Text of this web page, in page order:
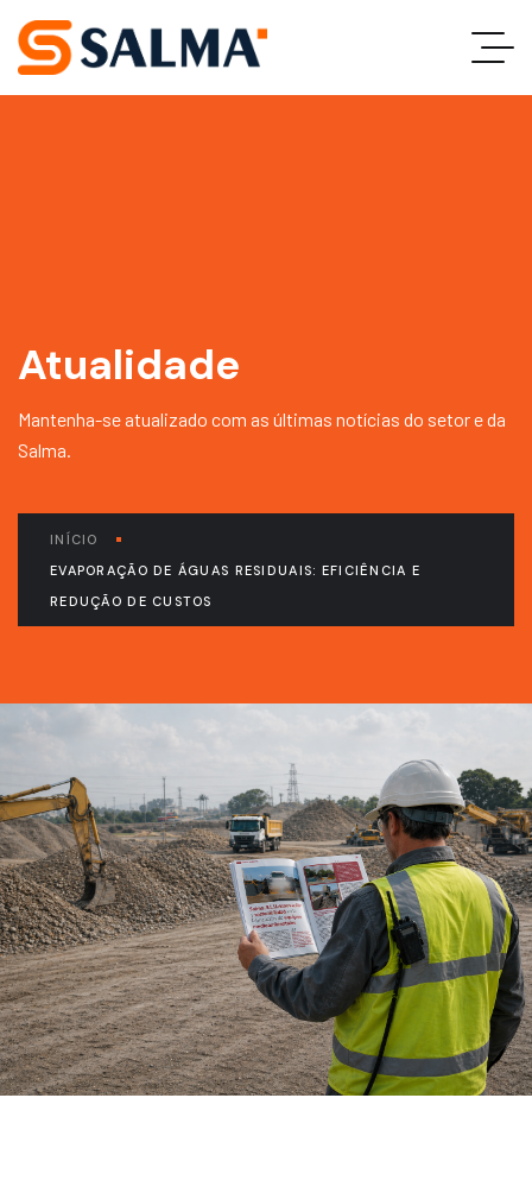
Atualidade
Mantenha-se atualizado com as últimas notícias do setor e da
Salma.
INÍCIO
EVAPORAÇÃO DE ÁGUAS RESIDUAIS: EFICIÊNCIA E
REDUÇÃO DE CUSTOS